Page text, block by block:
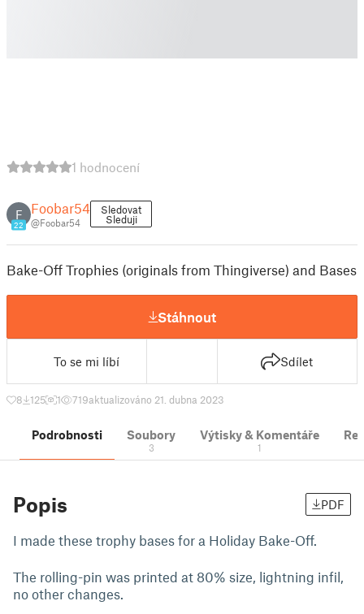
1 hodnocení
F
22
Foobar54
@Foobar54
Sledovat
Sleduji
Bake-Off Trophies (originals from Thingiverse) and Bases
Stáhnout
To se mi líbí Sdílet
8 125 1 719aktualizováno 21. dubna 2023
Podrobnosti Soubory
3
Výtisky & Komentáře
1
Popis PDF
I made these trophy bases for a Holiday Bake-Off.
The rolling-pin was printed at 80% size, lightning infil,
no other changes.